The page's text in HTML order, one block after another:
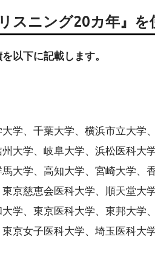
スニング20カ年』
以下に記載します。
学、千葉大学、横浜市立大学
大学、岐阜大学、浜松医科大
大学、高知大学、宮崎大学、
京慈恵会医科大学、順天堂大
学、東京医科大学、東邦大学
東京女子医科大学、埼玉医科